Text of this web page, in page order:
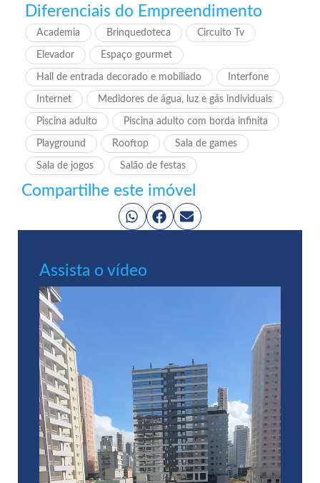
Diferenciais do Empreendimento
Academia Brinquedoteca Circuito Tv
Elevador Espaço gourmet
Hall de entrada decorado e mobiliado Interfone
Internet Medidores de água, luz e gás individuais
Piscina adulto Piscina adulto com borda infinita
Playground Rooftop Sala de games
Sala de jogos Salão de festas
Compartilhe este imóvel
Assista o vídeo